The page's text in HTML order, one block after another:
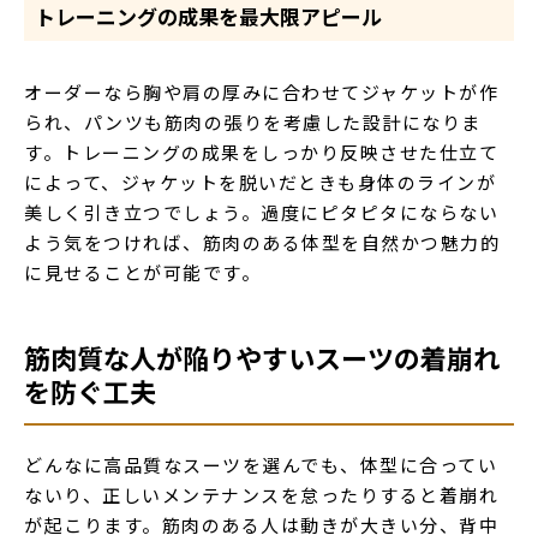
トレーニングの成果を最大限アピール
オーダーなら胸や肩の厚みに合わせてジャケットが作
られ、パンツも筋肉の張りを考慮した設計になりま
す。トレーニングの成果をしっかり反映させた仕立て
によって、ジャケットを脱いだときも身体のラインが
美しく引き立つでしょう。過度にピタピタにならない
よう気をつければ、筋肉のある体型を自然かつ魅力的
に見せることが可能です。
筋肉質な人が陥りやすいスーツの着崩れ
を防ぐ工夫
どんなに高品質なスーツを選んでも、体型に合ってい
ないり、正しいメンテナンスを怠ったりすると着崩れ
が起こります。筋肉のある人は動きが大きい分、背中